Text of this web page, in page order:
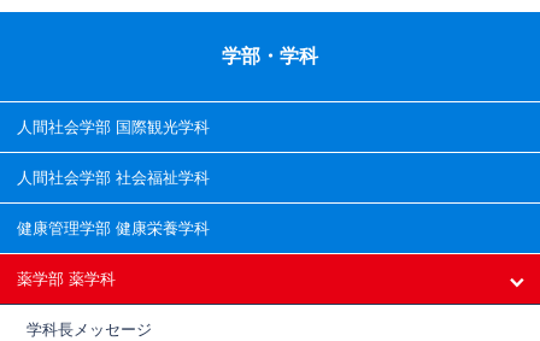
学部・学科
人間社会学部 国際観光学科
人間社会学部 社会福祉学科
健康管理学部 健康栄養学科
薬学部 薬学科
学科長メッセージ